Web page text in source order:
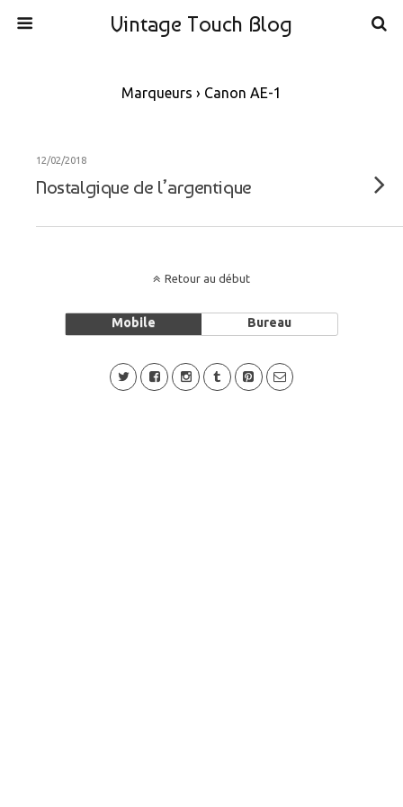
Vintage Touch Blog
Marqueurs › Canon AE-1
12/02/2018
Nostalgique de l’argentique
Retour au début
Mobile Bureau